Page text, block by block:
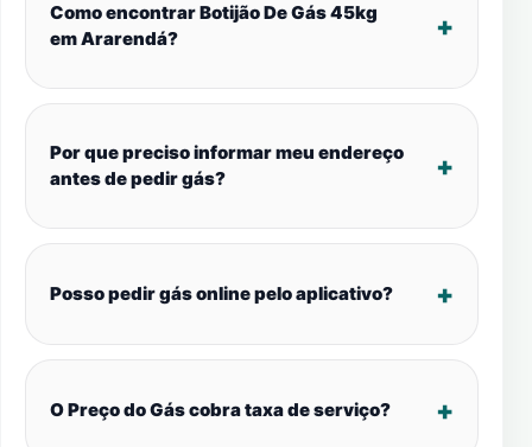
Como encontrar Botijão De Gás 45kg
em Ararendá?
Por que preciso informar meu endereço
antes de pedir gás?
Posso pedir gás online pelo aplicativo?
O Preço do Gás cobra taxa de serviço?